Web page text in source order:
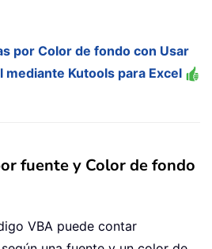
por Color de fondo con Usar
Kutools para Excel
fuente y Color de fondo
VBA puede contar